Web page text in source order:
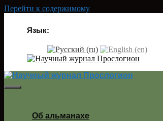
Перейти к содержимому
Язык:
Об альманахе